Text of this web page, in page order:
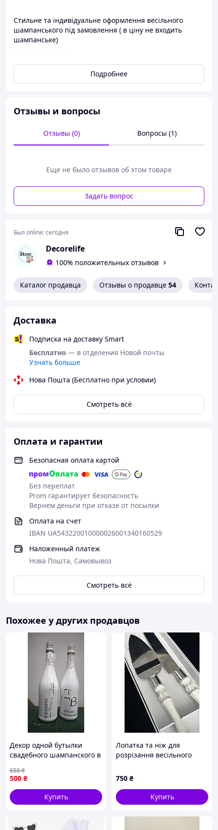
Стильне та індивідуальне оформлення весільного
шампанського під замовлення ( в ціну не входить
шампанське)
У декор входить:
Градієнтне фарбування (кольори за вашим бажанням)
Індивідуальні наліпки з іменами молодят, датою чи
побажанням
Можливе оформлення бокалів та свічок у комплекті
Ідеально для весільної фотозони, столу молодят,
подарунку
Подробнее
Отзывы и вопросы
Отзывы (0) Вопросы (1)
Еще не было отзывов об этом товаре
Задать вопрос
Был online:сегодня
Decorelife
100% положительных отзывов
Каталог продавца Отзывы о продавце 54
Доставка
Подписка на доставку Smart
Бесплатно — в отделения Новой почты
Узнать больше
Нова Пошта (Бесплатно при условии)
Смотреть всё
Оплата и гарантии
Безопасная оплата картой
Без переплат
Prom гарантирует безопасность
Вернем деньги при отказе от посылки
Оплата на счет
IBAN UA543220010000026001340160529
Наложенный платеж
Нова Пошта, Самовывоз
Смотреть всё
Похожее у других продавцов
Декор одной бутылки
свадебного шампанского в
предоплата
500 ₴
650₴
Купить
Лопатка та ніж для
розрізання весільного
750 ₴
Купить